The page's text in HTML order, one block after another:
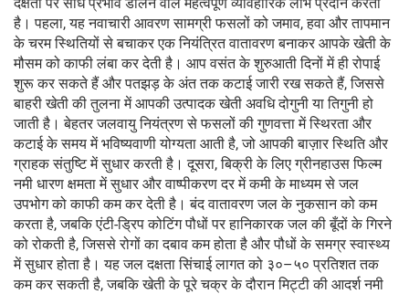
है। पहला, यह नवाचारी आवरण सामग्री फसलों को जमाव, हवा और तापमान
के चरम स्थितियों से बचाकर एक नियंत्रित वातावरण बनाकर आपके खेती के
मौसम को काफी लंबा कर देती है। आप वसंत के शुरुआती दिनों में ही रोपाई
शुरू कर सकते हैं और पतझड़ के अंत तक कटाई जारी रख सकते हैं, जिससे
बाहरी खेती की तुलना में आपकी उत्पादक खेती अवधि दोगुनी या तिगुनी हो
जाती है। बेहतर जलवायु नियंत्रण से फसलों की गुणवत्ता में स्थिरता और
कटाई के समय में भविष्यवाणी योग्यता आती है, जो आपकी बाज़ार स्थिति और
ग्राहक संतुष्टि में सुधार करती है। दूसरा, बिक्री के लिए ग्रीनहाउस फिल्म
नमी धारण क्षमता में सुधार और वाष्पीकरण दर में कमी के माध्यम से जल
उपभोग को काफी कम कर देती है। बंद वातावरण जल के नुकसान को कम
करता है, जबकि एंटी-ड्रिप कोटिंग पौधों पर हानिकारक जल की बूँदों के गिरने
को रोकती है, जिससे रोगों का दबाव कम होता है और पौधों के समग्र स्वास्थ्य
में सुधार होता है। यह जल दक्षता सिंचाई लागत को ३०–५० प्रतिशत तक
कम कर सकती है, जबकि खेती के पूरे चक्र के दौरान मिट्टी की आदर्श नमी